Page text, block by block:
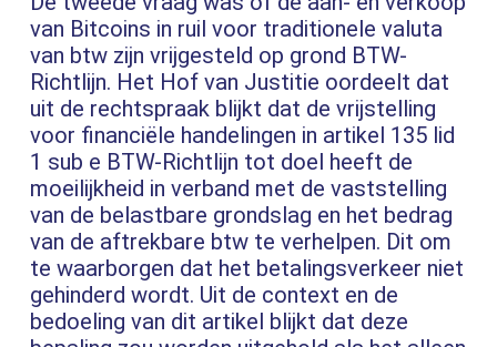
van Bitcoins in ruil voor traditionele valuta
van btw zijn vrijgesteld op grond BTW-
Richtlijn. Het Hof van Justitie oordeelt dat
uit de rechtspraak blijkt dat de vrijstelling
voor financiële handelingen in artikel 135 lid
1 sub e BTW-Richtlijn tot doel heeft de
moeilijkheid in verband met de vaststelling
van de belastbare grondslag en het bedrag
van de aftrekbare btw te verhelpen. Dit om
te waarborgen dat het betalingsverkeer niet
gehinderd wordt. Uit de context en de
bedoeling van dit artikel blijkt dat deze